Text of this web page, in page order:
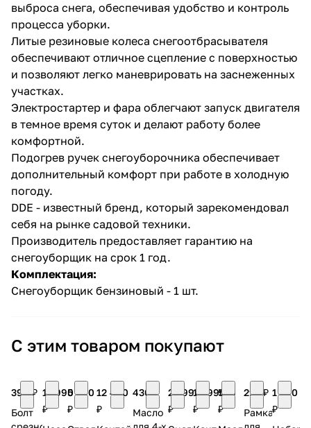
выброса снега, обеспечивая удобство и контроль
процесса уборки.
Литые резиновые колеса снегоотбрасывателя
обеспечивают отличное сцепление с поверхностью
и позволяют легко маневрировать на заснеженных
участках.
Электростартер и фара облегчают запуск двигателя
в темное время суток и делают работу более
комфортной.
Подогрев ручек снегоуборочника обеспечивает
дополнительный комфорт при работе в холодную
погоду.
DDE - известный бренд, который зарекомендовал
себя на рынке садовой техники.
Производитель предоставляет гарантию на
снегоуборщик на срок 1 год.
Комплектация:
Снегоуборщик бензиновый - 1 шт.
С этим товаром покупают
398 ₽
Болт
17 990
₽
5 490
₽
12 490
₽
430 ₽
Масло
22 990
₽
14 990
₽
540
₽
297 ₽
Рамка
1 590
₽